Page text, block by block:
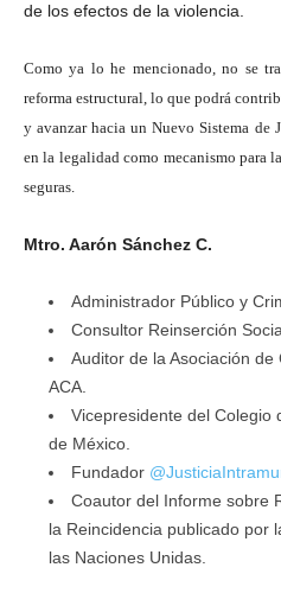
de los efectos de la violencia.
Como ya lo he mencionado, no se
reforma estructural, lo que podrá
y avanzar hacia un Nuevo Sistema de
en la legalidad como mecanismo para
seguras.
Mtro. Aarón Sánchez C.
Administrador Público y
Consultor Reinserción
Auditor de la Asociación
ACA.
Vicepresidente del Colegio
de México.
Fundador
Coautor del Informe sobre
la Reincidencia publicado por
las Naciones Unidas.